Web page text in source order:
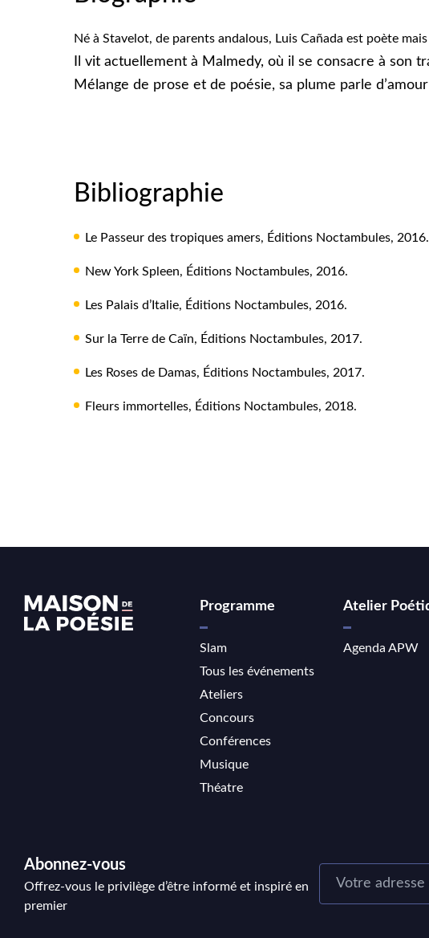
Né à Stavelot, de parents andalous, Luis Cañada est poète
Il vit actuellement à Malmedy, où il se consacre à son
Mélange de prose et de poésie, sa plume parle
Bibliographie
Le Passeur des tropiques amers, Éditions Noctambules, 2016.
New York Spleen, Éditions Noctambules, 2016.
Les Palais d’Italie, Éditions Noctambules, 2016.
Sur la Terre de Caïn, Éditions Noctambules, 2017.
Les Roses de Damas, Éditions Noctambules, 2017.
Fleurs immortelles, Éditions Noctambules, 2018.
Programme
Slam
Tous les événements
Ateliers
Concours
Conférences
Musique
Théatre
Atelier
Agenda APW
Abonnez-vous
Offrez-vous le privilège d’être informé et inspiré en
premier